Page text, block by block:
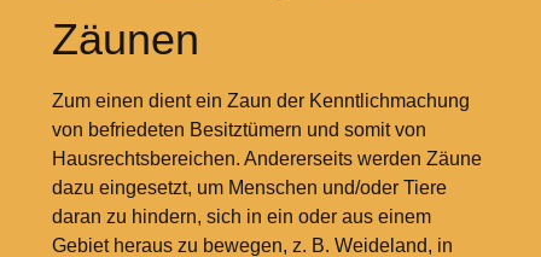
Zäunen
Zum einen dient ein Zaun der Kenntlichmachung
von befriedeten Besitztümern und somit von
Hausrechtsbereichen. Andererseits werden Zäune
dazu eingesetzt, um Menschen und/oder Tiere
daran zu hindern, sich in ein oder aus einem
Gebiet heraus zu bewegen, z. B. Weideland, in